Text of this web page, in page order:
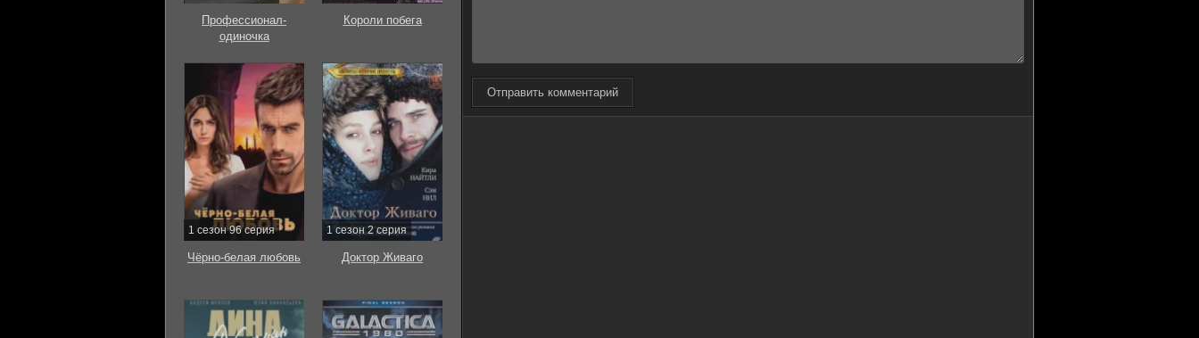
Отправить комментарий
Профессионал-
одиночка
Короли побега
1 сезон 96 серия
Чёрно-белая любовь
1 сезон 2 серия
Доктор Живаго